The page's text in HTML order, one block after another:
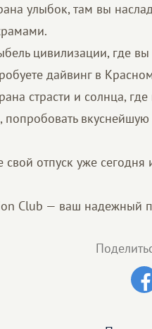
улыбок, там вы
цивилизации, где
дайвинг в
страсти и солнца,
попробовать
свой отпуск уже
Club — ваш надежный